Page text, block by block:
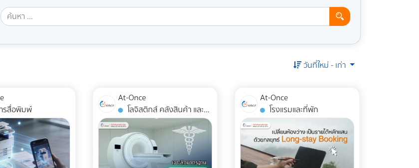
วันที่ใหม่ - เก่า
รสื่อพิมพ์
At-Once
การจัดส่ง
At-Once
โรงแรมและที่พัก